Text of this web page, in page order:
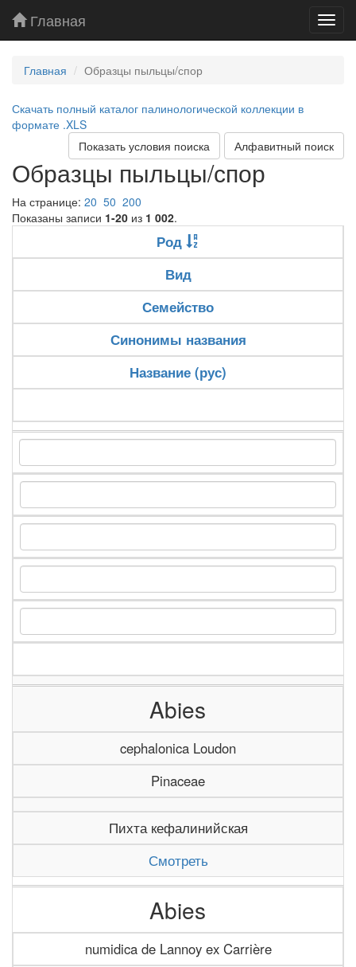
Главная
Главная Образцы пыльцы/спор
Скачать полный каталог палинологической коллекции в
формате .XLS
Показать условия поиска
Алфавитный поиск
Образцы пыльцы/спор
На странице: 20 50 200
Показаны записи 1-20 из 1 002.
Род
Вид
Семейство
Синонимы названия
Название (рус)
Abies
cephalonica Loudon
Pinaceae
Пихта кефалинийская
Смотреть
Abies
numidica de Lannoy ex Carrière